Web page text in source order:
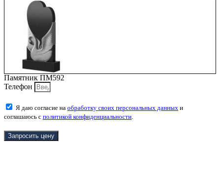
Памятник ПМ592
Телефон
Я даю согласие на обработку своих персональных данных и
соглашаюсь с политикой конфиденциальности
Запросить цену